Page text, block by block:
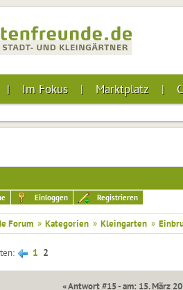
Im Fokus Marktplatz
Einloggen Registrieren
Forum » Kategorien » Kleingarten »
1 2
« Antwort #15 - am: 15. März